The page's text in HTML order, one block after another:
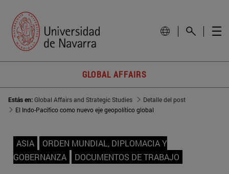
GLOBAL AFFAIRS
Estás en:Global Affairs and Strategic Studies
Detalle del post
El Indo-Pacífico como nuevo eje geopolítico global
ASIA
ORDEN MUNDIAL, DIPLOMACIA Y
GOBERNANZA
DOCUMENTOS DE TRABAJO